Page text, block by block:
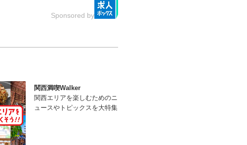
Sponsored by
関西満喫Walker
関西エリアを楽しむためのニ
ュースやトピックスを大特集